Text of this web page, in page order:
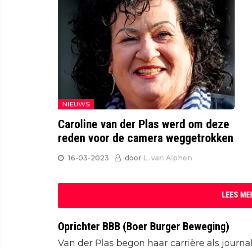
NIEUWS
Caroline van der Plas werd om deze
reden voor de camera weggetrokken
16-03-2023 door L. van Alphen
LEES
Oprichter BBB (Boer Burger Beweging)
Van der Plas begon haar carrière als